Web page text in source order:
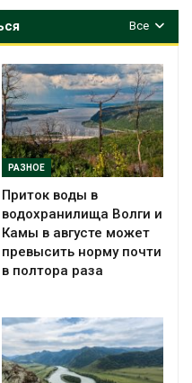
Все
РАЗНОЕ
Приток воды в
водохранилища Волги и
Камы в августе может
превысить норму почти
в полтора раза